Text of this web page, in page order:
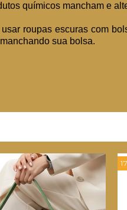
químicos mancham e
roupas escuras com
sua bolsa.
17